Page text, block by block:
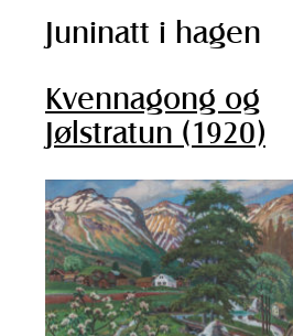
Juninatt i hagen
Kvennagong og
Jølstratun (1920)